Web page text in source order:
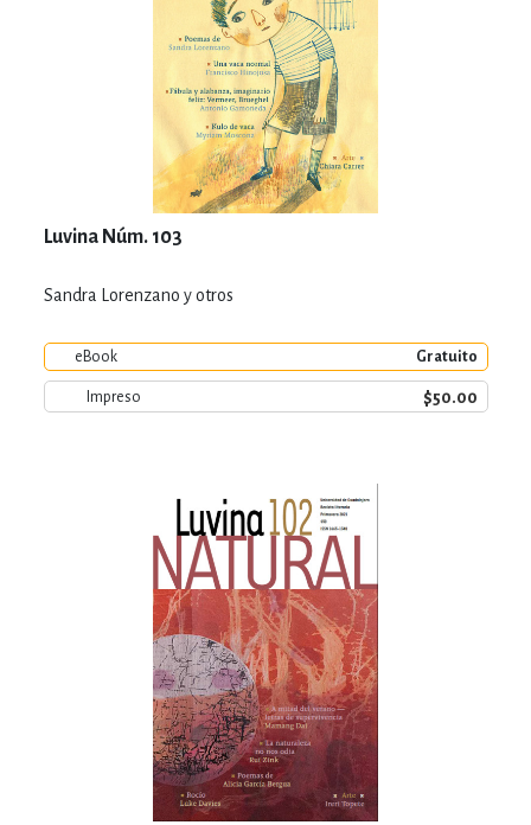
Luvina Núm. 103
Sandra Lorenzano y otros
eBook Gratuito
Impreso $50.00